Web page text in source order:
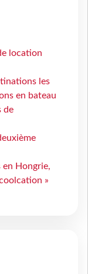
location
les
en bateau
de
en Hongrie,
»